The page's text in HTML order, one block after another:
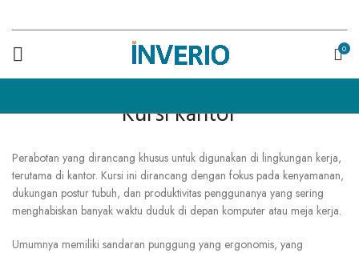
0
Kursi kantor
Perabotan yang dirancang khusus untuk digunakan di lingkungan kerja,
terutama di kantor. Kursi ini dirancang dengan fokus pada kenyamanan,
dukungan postur tubuh, dan produktivitas penggunanya yang sering
menghabiskan banyak waktu duduk di depan komputer atau meja kerja.
Umumnya memiliki sandaran punggung yang ergonomis, yang